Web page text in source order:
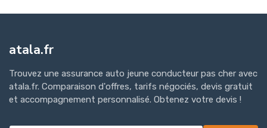
atala.fr
Trouvez une assurance auto jeune conducteur pas cher avec
atala.fr. Comparaison d'offres, tarifs négociés, devis gratuit
et accompagnement personnalisé. Obtenez votre devis !